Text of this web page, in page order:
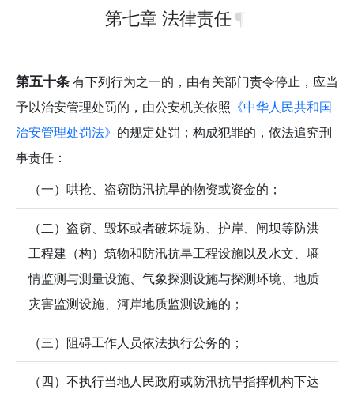
第七章 法律责任
第五十条有下列行为之一的，由有关部门责令停止，应当
予以治安管理处罚的，由公安机关依照 《中华人民共和国
治安管理处罚法》 的规定处罚；构成犯罪的，依法追究刑
事责任：
（一）哄抢、盗窃防汛抗旱的物资或资金的；
（二）盗窃、毁坏或者破坏堤防、护岸、闸坝等防洪
工程建（构）筑物和防汛抗旱工程设施以及水文、墒
情监测与测量设施、气象探测设施与探测环境、地质
灾害监测设施、河岸地质监测设施的；
（三）阻碍工作人员依法执行公务的；
（四）不执行当地人民政府或防汛抗旱指挥机构下达